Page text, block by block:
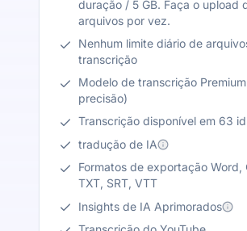
duração / 5 GB. Faça o upload
arquivos por vez.
Nenhum limite diário de
transcrição
Modelo de transcrição
precisão)
Transcrição disponível em 63
tradução de IA
Formatos de exportação Word,
TXT, SRT, VTT
Insights de IA Aprimorados